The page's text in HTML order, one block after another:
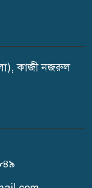
দোসররা-প্রতিমন্ত্রী
দিবসে
তলা), কাজী নজরুল